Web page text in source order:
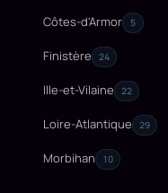
Côtes-d'Armor 5
Finistère 24
Ille-et-Vilaine 22
Loire-Atlantique 29
Morbihan 10